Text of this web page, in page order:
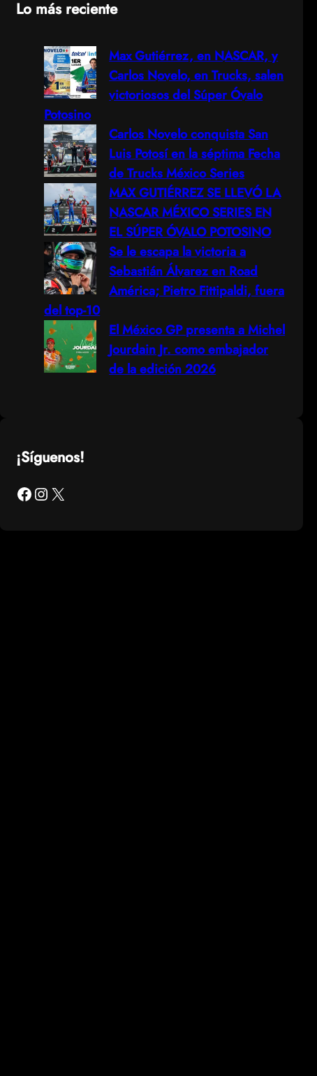
Lo más reciente
Max Gutiérrez, en NASCAR, y
Carlos Novelo, en Trucks, salen
victoriosos del Súper Óvalo
Potosino
Carlos Novelo conquista San
Luis Potosí en la séptima Fecha
de Trucks México Series
MAX GUTIÉRREZ SE LLEVÓ LA
NASCAR MÉXICO SERIES EN
EL SÚPER ÓVALO POTOSINO
Se le escapa la victoria a
Sebastián Álvarez en Road
América; Pietro Fittipaldi, fuera
del top-10
El México GP presenta a Michel
Jourdain Jr. como embajador
de la edición 2026
¡Síguenos!
Facebook Instagram X